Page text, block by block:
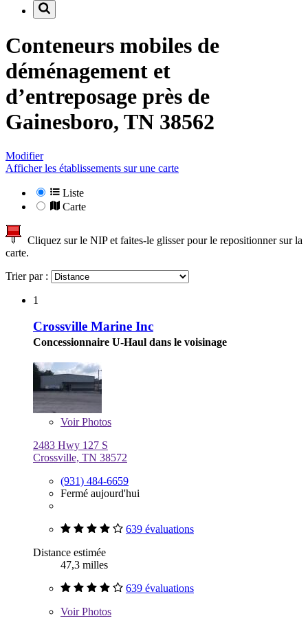
Conteneurs mobiles de
déménagement et
d’entreposage près de
Gainesboro, TN 38562
Modifier
Afficher les établissements sur une carte
Liste
Carte
Cliquez sur le NIP et faites-le glisser pour le repositionner sur la
carte.
Trier par :
1
Crossville Marine Inc
Concessionnaire U-Haul dans le voisinage
VoirPhotos
2483 Hwy 127 S
Crossville, TN 38572
(931) 484-6659
Fermé aujourd'hui
639 évaluations
Distance estimée
47,3 milles
639 évaluations
VoirPhotos